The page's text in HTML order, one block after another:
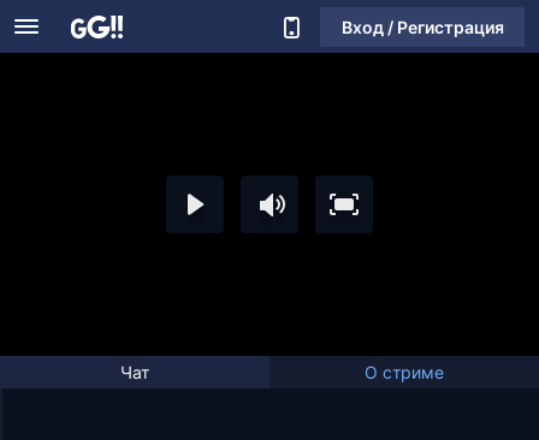
Вход / Регистрация
Чат О стриме